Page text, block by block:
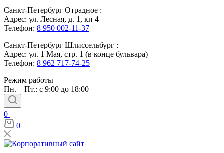
Санкт-Петербург Отрадное :
Адрес: ул. Лесная, д. 1, кп 4
Телефон: 8 950 002-11-37
Санкт-Петербург Шлиссельбург :
Адрес: ул. 1 Мая, стр. 1 (в конце бульвара)
Телефон: 8 962 717-74-25
Режим работы
Пн. – Пт.: с 9:00 до 18:00
0
0